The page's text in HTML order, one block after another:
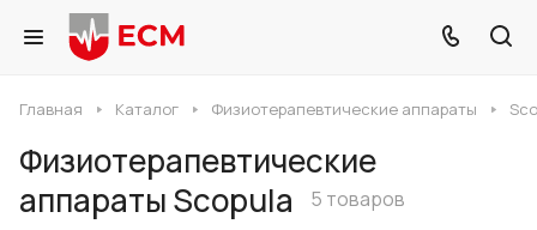
Главная Каталог Физиотерапевтические аппараты
Физиотерапевтические
аппараты Scopula
5 товаров